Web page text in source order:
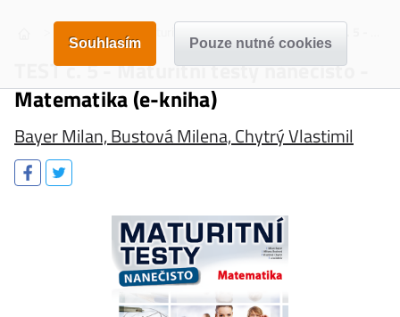
>
TEST č. 5 - Maturitní testy nanečisto -
Matematika (e-kniha)
Bayer Milan, Bustová Milena, Chytrý Vlastimil